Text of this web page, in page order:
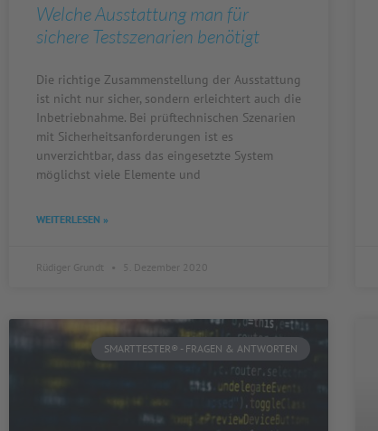
Welche Ausstattung man für
sichere Testszenarien benötigt
Die richtige Zusammenstellung der Ausstattung
ist nicht nur sicher, sondern erleichtert auch die
Inbetriebnahme. Bei prüftechnischen Szenarien
mit Sicherheitsanforderungen ist es
unverzichtbar, dass das eingesetzte System
möglichst viele Elemente und
WEITERLESEN »
Rüdiger Grundt 5. Dezember 2020
SMARTTESTER® - FRAGEN & ANTWORTEN